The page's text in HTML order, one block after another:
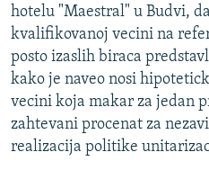
RSE PRIČE IZ SVIJETA
ISPRIČAJ MI
DNEVNO@RSE
SPECIJALI RSE
VIŠE OD NASLOVA
hotelu "Maestral" u Budvi,
kvalifikovanoj vecini na
posto izaslih biraca
kako je naveo nosi
vecini koja makar za jedan
zahtevani procenat za
realizacija politike